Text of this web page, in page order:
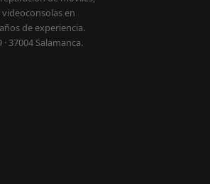
en
de experiencia.
37004 Salamanca.